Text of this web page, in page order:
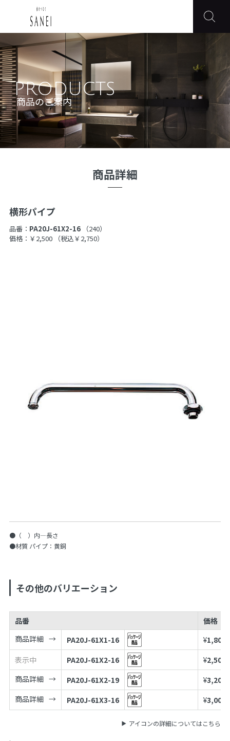
PRODUCTS
商品のご案内
商品詳細
横形パイプ
品番： PA20J-61X2-16
（240）
価格：￥2,500
（税込￥2,750）
●（ ）内—長さ
●材質 パイプ：黄銅
その他のバリエーション
品番
価格
商品詳細
PA20J-61X1-16 ¥1,800
表示中
PA20J-61X2-16 ¥2,500
商品詳細
PA20J-61X2-19 ¥3,200
商品詳細
PA20J-61X3-16 ¥3,000
アイコンの詳細についてはこちら